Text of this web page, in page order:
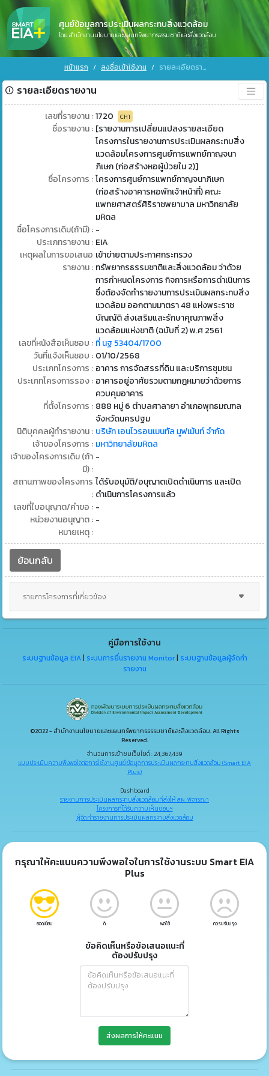
ศูนย์ข้อมูลการประเมินผลกระทบสิ่งแวดล้อม
โดย สำนักงานนโยบายและแผนทรัพยากรธรรมชาติและสิ่งแวดล้อม
หน้าแรก ลงชื่อเข้าใช้งาน รายละเอียดรายงาน
รายละเอียดรายงาน
เลขที่รายงาน : 1720 CH1
ชื่อรายงาน : [รายงานการเปลี่ยนแปลงรายละเอียด
โครงการในรายงานการประเมินผลกระทบสิ่ง
แวดล้อมโครงการศูนย์การแพทย์กาญจนา
ภิเษก (ก่อสร้างหอผู้ป่วยใน 2)]
ชื่อโครงการ : โครงการศูนย์การแพทย์กาญจนาภิเษก
(ก่อสร้างอาคารหอพักเจ้าหน้าที่) คณะ
แพทยศาสตร์ศิริราชพยาบาล มหาวิทยาลัย
มหิดล
ชื่อโครงการเดิม(ถ้ามี) : -
ประเภทรายงาน : EIA
เหตุผลในการขอเสนอ
รายงาน :
เข้าข่ายตามประกาศกระทรวง
ทรัพยากรธรรมชาติและสิ่งแวดล้อม ว่าด้วย
การกำหนดโครงการ กิจการหรือการดำเนินการ
ซึ่งต้องจัดทำรายงานการประเมินผลกระทบสิ่ง
แวดล้อม ออกตามมาตรา 48 แห่งพระราช
บัญญัติ ส่งเสริมและรักษาคุณภาพสิ่ง
แวดล้อมแห่งชาติ (ฉบับที่ 2) พ.ศ 2561
เลขที่หนังสือเห็นชอบ : ที่ นฐ 53404/1700
วันที่แจ้งเห็นชอบ : 01/10/2568
ประเภทโครงการ : อาคาร การจัดสรรที่ดิน และบริการชุมชน
ประเภทโครงการรอง : อาคารอยู่อาศัยรวมตามกฎหมายว่าด้วยการ
ควบคุมอาคาร
ที่ตั้งโครงการ : 888 หมู่ 6 ตำบลศาลายา อำเภอพุทธมณฑล
จังหวัดนครปฐม
นิติบุคคลผู้ทำรายงาน : บริษัท เอนไวรอนเมนทัล มูฟเม้นท์ จำกัด
เจ้าของโครงการ : มหาวิทยาลัยมหิดล
เจ้าของโครงการเดิม (ถ้า
มี) :
-
สถานภาพของโครงการ
:
ได้รับอนุมัติ/อนุญาตเปิดดำเนินการ และเปิด
ดำเนินการโครงการแล้ว
เลขที่ใบอนุญาต/คำขอ : -
หน่วยงานอนุญาต : -
หมายเหตุ :
ย้อนกลับ
รายการโครงการที่เกี่ยวข้อง
คู่มือการใช้งาน
ระบบฐานข้อมูล EIA| ระบบการยื่นรายงาน Monitor| ระบบฐานข้อมูลผู้จัดทำ
รายงาน
©2022 - สำนักงานนโยบายและแผนทรัพยากรธรรมชาติและสิ่งแวดล้อม. All Rights
Reserved.
จำนวนการเข้าชมเว็บไซต์ : 24,367,439
แบบประเมินความพึงพอใจต่อการใช้งานศูนย์ข้อมูลการประเมินผลกระทบสิ่งแวดล้อม (Smart EIA
Plus)
Dashboard
รายงานการประเมินผลกระทบสิ่งแวดล้อมที่ส่งให้ สผ. พิจารณา
โครงการที่ได้รับความเห็นชอบฯ
ผู้จัดทำรายงานการประเมินผลกระทบสิ่งแวดล้อม
กรุณาให้คะแนนความพึงพอใจในการใช้งานระบบ Smart EIA
Plus
ยอดเยี่ยม ดี พอใช้ ควรปรับปรุง
ข้อคิดเห็นหรือข้อเสนอแนะที่
ต้องปรับปรุง
ส่งผลการให้คะแนน